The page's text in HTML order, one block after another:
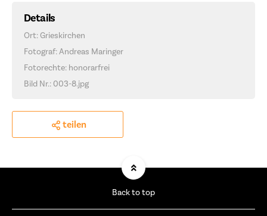
Details
Ort: Grieskirchen
Fotograf: Andreas Maringer
Fotorechte: honorarfrei
Bild Nr.: 003-8.jpg
teilen
Back to top